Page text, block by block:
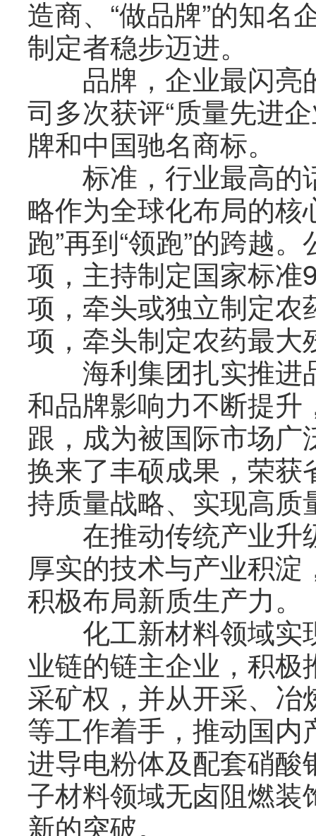
造商、“做品牌”的知名
制定者稳步迈进。
品牌，企业最闪亮
司多次获评“质量先进
牌和中国驰名商标。
标准，行业最高的
略作为全球化布局的核
跑”再到“领跑”的跨越
项，主持制定国家标
项，牵头或独立制定
项，牵头制定农药最
海利集团扎实推进
和品牌影响力不断提
跟，成为被国际市场
换来了丰硕成果，荣
持质量战略、实现高
在推动传统产业升
厚实的技术与产业积
积极布局新质生产力。
化工新材料领域实
业链的链主企业，积
采矿权，并从开采、
等工作着手，推动国
进导电粉体及配套硝
子材料领域无卤阻燃
新的突破。